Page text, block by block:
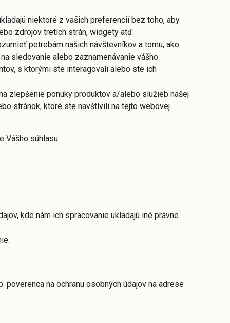
niektoré z vašich preferencií bez toho, aby
zdrojov tretích strán, widgety atď.
potrebám našich návštevníkov a tomu, ako
sledovanie alebo zaznamenávanie vášho
s ktorými ste interagovali alebo ste ich
zlepšenie ponuky produktov a/alebo služieb našej
stránok, ktoré ste navštívili na tejto webovej
Vášho súhlasu.
kde nám ich spracovanie ukladajú iné právne
na ochranu osobných údajov na adrese